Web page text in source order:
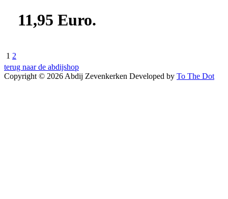
11,95 Euro.
1 2
terug naar de abdijshop
Copyright © 2026 Abdij Zevenkerken Developed by To The Dot